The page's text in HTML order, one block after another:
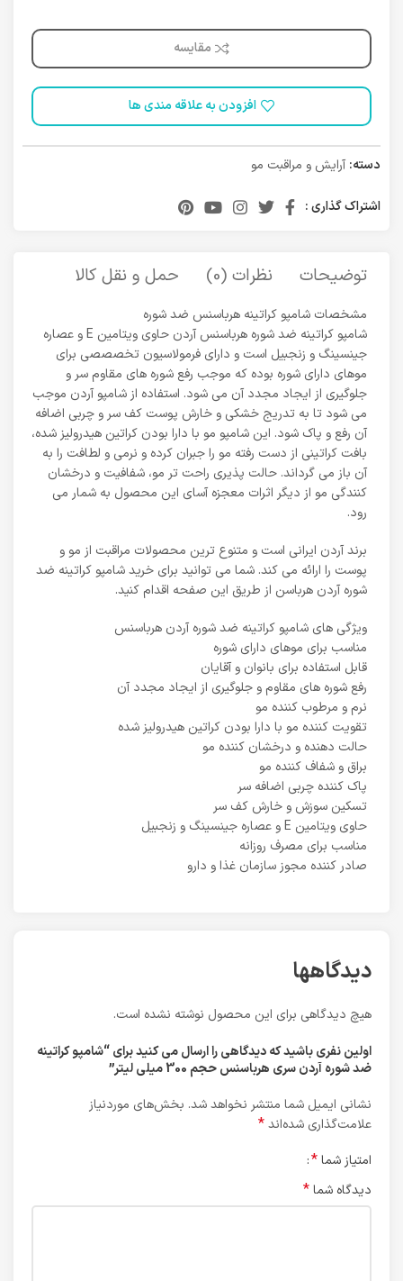
مقایسه
افزودن به علاقه مندی ها
دسته: آرایش و مراقبت مو
اشتراک گذاری :
توضیحات نظرات (0) حمل و نقل کالا
مشخصات شامپو کراتینه هرباسنس ضد شوره
شامپو کراتینه ضد شوره هرباسنس آردن حاوی ویتامین E و عصاره
جینسینگ و زنجبیل​ است و دارای فرمولاسیون تخصصصی برای
موهای دارای شوره بوده که موجب رفع شوره های مقاوم سر و
جلوگیری از ایجاد مجدد آن می شود. استفاده از شامپو آردن موجب
می شود تا به تدریج خشکی و خارش پوست کف سر و چربی اضافه
آن رفع و پاک شود. این شامپو مو با دارا بودن کراتین هیدرولیز شده،
بافت کراتینی از دست رفته مو را جبران کرده و نرمی و لطافت را به
آن باز می گرداند. حالت پذیری راحت تر مو، شفافیت و درخشان
کنندگی مو از دیگر اثرات معجزه آسای این محصول به شمار می
رود.
برند آردن ایرانی است و متنوع ترین محصولات مراقبت از مو و
پوست را ارائه می کند. شما می توانید برای خرید شامپو کراتینه ضد
شوره آردن هرباسن از طریق این صفحه اقدام کنید.
ویژگی های شامپو کراتینه ضد شوره آردن هرباسنس
مناسب برای موهای دارای شوره
قابل استفاده برای بانوان و آقایان
رفع شوره های مقاوم و جلوگیری از ایجاد مجدد آن
نرم و مرطوب کننده مو
تقویت کننده مو با دارا بودن کراتین هیدرولیز شده
حالت دهنده و درخشان کننده مو
براق و شفاف کننده مو
پاک کننده چربی اضافه سر
تسکین سوزش و خارش کف سر
حاوی ویتامین E و عصاره جینسینگ و زنجبیل
مناسب برای مصرف روزانه
صادر کننده مجوز سازمان غذا و دارو
دیدگاهها
هیچ دیدگاهی برای این محصول نوشته نشده است.
اولین نفری باشید که دیدگاهی را ارسال می کنید برای “شامپو کراتینه
ضد شوره آردن سری هرباسنس حجم 300 میلی لیتر”
نشانی ایمیل شما منتشر نخواهد شد. بخش‌های موردنیاز
علامت‌گذاری شده‌اند*
امتیاز شما*
دیدگاه شما*